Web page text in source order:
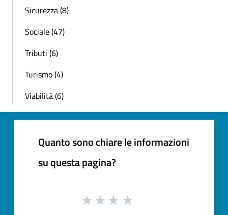
Sicurezza (8)
Sociale (47)
Tributi (6)
Turismo (4)
Viabilità (6)
Quanto sono chiare le informazioni
su questa pagina?